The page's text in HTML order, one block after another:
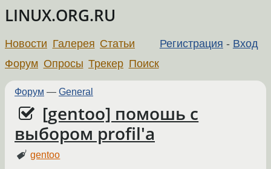
LINUX.ORG.RU
Регистрация - Вход
Новости Галерея Статьи
Форум Опросы Трекер Поиск
Форум — General
[gentoo] помошь с
выбором profil'a
gentoo